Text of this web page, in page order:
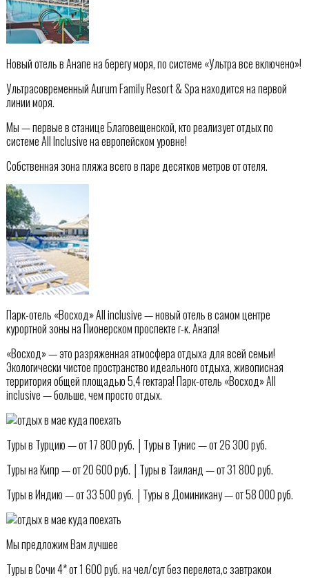
Новый отель в Анапе на берегу моря, по системе «Ультра все включено»!
Ультрасовременный Aurum Family Resort & Spa находится на первой
линии моря.
Мы — первые в станице Благовещенской, кто реализует отдых по
системе All Inclusive на европейском уровне!
Собственная зона пляжа всего в паре десятков метров от отеля.
Парк-отель «Восход» All inclusive — новый отель в самом центре
курортной зоны на Пионерском проспекте г-к. Анапа!
«Восход» — это разряженная атмосфера отдыха для всей семьи!
Экологически чистое пространство идеального отдыха, живописная
территория общей площадью 5,4 гектара! Парк-отель «Восход» All
inclusive — больше, чем просто отдых.
Туры в Турцию — от 17 800 руб. │Туры в Тунис — от 26 300 руб.
Туры на Кипр — от 20 600 руб. │Туры в Таиланд — от 31 800 руб.
Туры в Индию — от 33 500 руб. │Туры в Доминикану — от 58 000 руб.
Мы предложим Вам лучшее
Туры в Сочи 4* от 1 600 руб. на чел/сут без перелета,с завтраком